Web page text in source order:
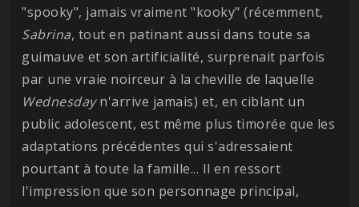
"spooky", jamais vraiment "kooky" (récemment,
Sabrina, tout en patinant aussi dans toute sa
guimauve et son artificialité, surprenait parfois
par une vraie noirceur à la cheville de laquelle
Wednesdayn'arrive jamais) et, en ciblant un
public adolescent, est même plus timorée que les
adaptations précédentes qui s'adressaient
pourtant à toute la famille... Il en ressort
l'impression que son personnage principal,